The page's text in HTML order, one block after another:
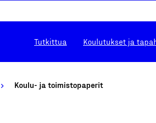
Tutkittua Koulutukset ja
Koulu- ja toimistopaperit